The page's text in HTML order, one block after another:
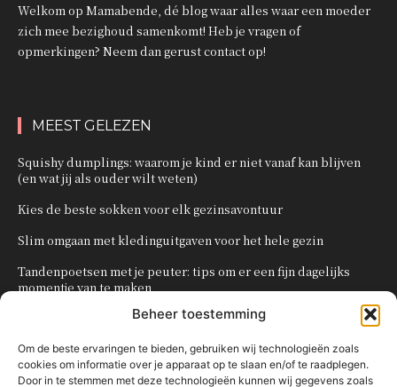
Beheer toestemming
Om de beste ervaringen te bieden, gebruiken wij technologieën zoals
cookies om informatie over je apparaat op te slaan en/of te raadplegen.
Door in te stemmen met deze technologieën kunnen wij gegevens zoals
Welkom op Mamabende, dé blog waar alles waar een moeder
zich mee bezighoud samenkomt! Heb je vragen of
opmerkingen? Neem dan gerust contact op!
MEEST GELEZEN
Squishy dumplings: waarom je kind er niet vanaf kan blijven
(en wat jij als ouder wilt weten)
Kies de beste sokken voor elk gezinsavontuur
Slim omgaan met kledinguitgaven voor het hele gezin
Tandenpoetsen met je peuter: tips om er een fijn dagelijks
momentje van te maken
Zo organiseer je een onvergetelijk kinderfeestje
POPULAIRE CATEGORIEËN